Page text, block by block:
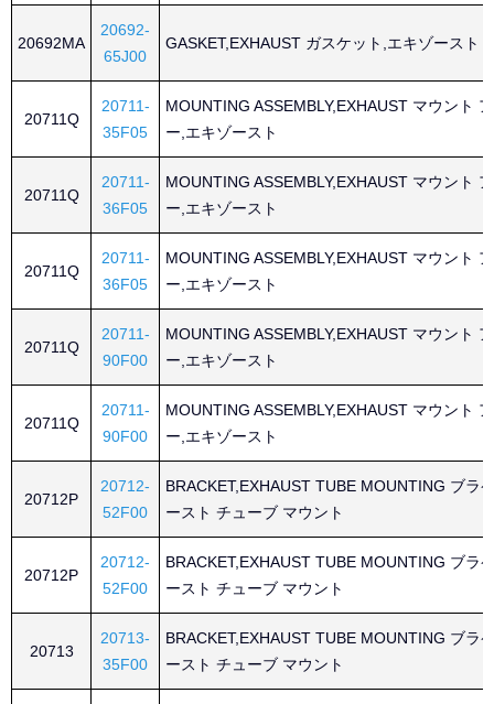
20692MA
20692-
65J00
GASKET,EXHAUST ガスケット,エキゾースト
20711Q
20711-
35F05
MOUNTING ASSEMBLY,EXHAUST マウント
ー,エキゾースト
20711Q
20711-
36F05
MOUNTING ASSEMBLY,EXHAUST マウント
ー,エキゾースト
20711Q
20711-
36F05
MOUNTING ASSEMBLY,EXHAUST マウント
ー,エキゾースト
20711Q
20711-
90F00
MOUNTING ASSEMBLY,EXHAUST マウント
ー,エキゾースト
20711Q
20711-
90F00
MOUNTING ASSEMBLY,EXHAUST マウント
ー,エキゾースト
20712P
20712-
52F00
BRACKET,EXHAUST TUBE MOUNTING ブラ
ースト チューブ マウント
20712P
20712-
52F00
BRACKET,EXHAUST TUBE MOUNTING ブラ
ースト チューブ マウント
20713
20713-
35F00
BRACKET,EXHAUST TUBE MOUNTING ブラ
ースト チューブ マウント